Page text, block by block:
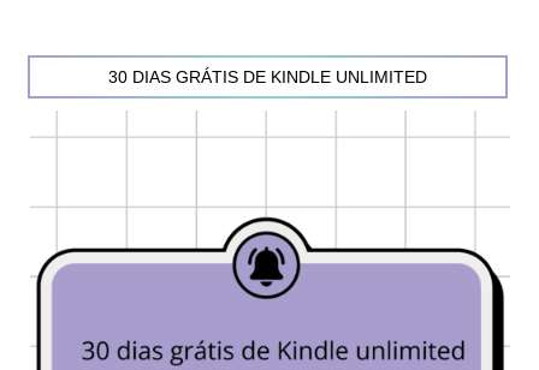
30 DIAS GRÁTIS DE KINDLE UNLIMITED